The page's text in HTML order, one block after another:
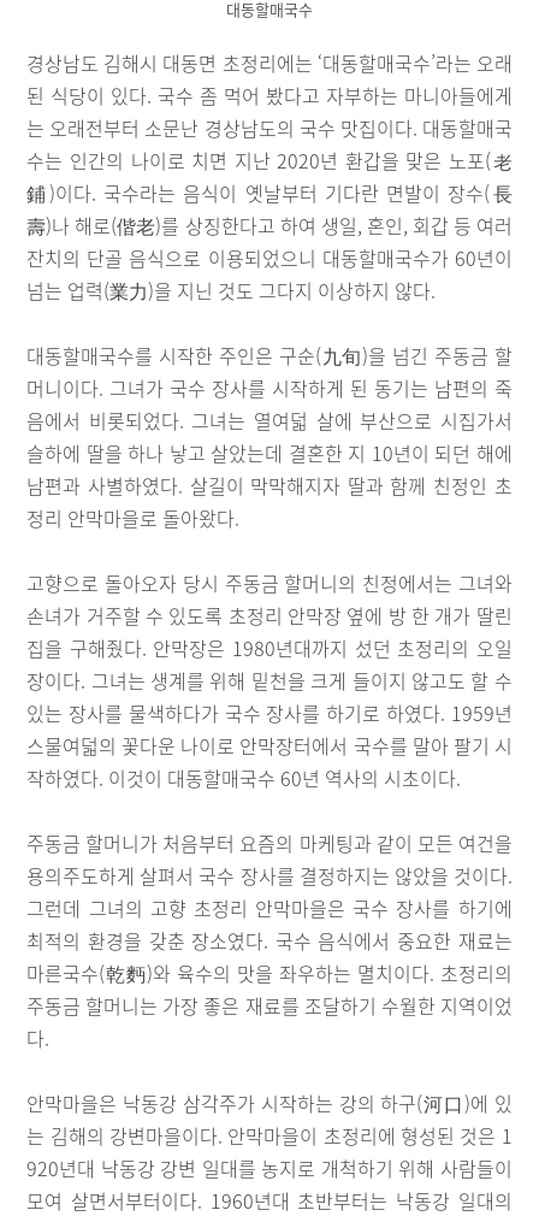
대동할매국수
경상남도 김해시 대동면 초정리에는 ‘대동할매국수’라는 오래
된 식당이 있다. 국수 좀 먹어 봤다고 자부하는 마니아들에게
는 오래전부터 소문난 경상남도의 국수 맛집이다. 대동할매국
수는 인간의 나이로 치면 지난 2020년 환갑을 맞은 노포(老
鋪)이다. 국수라는 음식이 옛날부터 기다란 면발이 장수(長
壽)나 해로(偕老)를 상징한다고 하여 생일, 혼인, 회갑 등 여러
잔치의 단골 음식으로 이용되었으니 대동할매국수가 60년이
넘는 업력(業力)을 지닌 것도 그다지 이상하지 않다.
대동할매국수를 시작한 주인은 구순(九旬)을 넘긴 주동금 할
머니이다. 그녀가 국수 장사를 시작하게 된 동기는 남편의 죽
음에서 비롯되었다. 그녀는 열여덟 살에 부산으로 시집가서
슬하에 딸을 하나 낳고 살았는데 결혼한 지 10년이 되던 해에
남편과 사별하였다. 살길이 막막해지자 딸과 함께 친정인 초
정리 안막마을로 돌아왔다.
고향으로 돌아오자 당시 주동금 할머니의 친정에서는 그녀와
손녀가 거주할 수 있도록 초정리 안막장 옆에 방 한 개가 딸린
집을 구해줬다. 안막장은 1980년대까지 섰던 초정리의 오일
장이다. 그녀는 생계를 위해 밑천을 크게 들이지 않고도 할 수
있는 장사를 물색하다가 국수 장사를 하기로 하였다. 1959년
스물여덟의 꽃다운 나이로 안막장터에서 국수를 말아 팔기 시
작하였다. 이것이 대동할매국수 60년 역사의 시초이다.
주동금 할머니가 처음부터 요즘의 마케팅과 같이 모든 여건을
용의주도하게 살펴서 국수 장사를 결정하지는 않았을 것이다.
그런데 그녀의 고향 초정리 안막마을은 국수 장사를 하기에
최적의 환경을 갖춘 장소였다. 국수 음식에서 중요한 재료는
마른국수(乾麪)와 육수의 맛을 좌우하는 멸치이다. 초정리의
주동금 할머니는 가장 좋은 재료를 조달하기 수월한 지역이었
다.
안막마을은 낙동강 삼각주가 시작하는 강의 하구(河口)에 있
는 김해의 강변마을이다. 안막마을이 초정리에 형성된 것은 1
920년대 낙동강 강변 일대를 농지로 개척하기 위해 사람들이
모여 살면서부터이다. 1960년대 초반부터는 낙동강 일대의